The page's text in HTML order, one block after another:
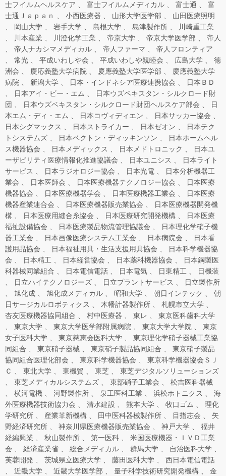
士フイルムヘルスケア
富士フイルムメディカル 富士通
富
士通Ｊａｐａｎ
小西医療器 山形大学医学部
山田医療照明
岡山大学
岩手大学 島根大学 島津製作所
川崎重工業
川本産業
川澄化学工業 帝京大学 帝京大学医学部
帝人
帝人ナカシマメディカル
帝人ファーマ
帝人フロンティア
常光
平成いわしや会 平成いわしや親睦会 広島大学
徳
洲会
慶応義塾大学病院 慶應義塾大学医学部
慶應義塾大学
病院
新潟大学 日本・インドネシア医療連携協会
日本ＢＤ
日本アイ・ビー・エム
日本ウズベキスタン・シルクロード財
団
日本ウズベキスタン・シルクロード財団ヘルスケア部会
日
本エム・ディ・エム
日本コヴィディエン
日本サッカー協会
日本シグマックス
日本ストライカー 日本ゼオン
日本テク
トシステムズ
日本ベクトン・ディッキンソン
日本ホームヘル
ス機器協会
日本メディックス 日本メドトロニック
日本ユ
ーザビリティ医療情報化推進協議会
日本ユニシス
日本ライト
サービス
日本ラジオロジー協会 日本光電
日本分析機器工
業会
日本医師会 日本医療機器テクノロジー協会
日本医療
機器協会
日本医療機器学会 日本医療機器工業会
日本医療
機器産業連合会
日本医療機器販売業協会
日本医療機器開発機
構
日本医療用縫合糸協会 日本医療研究開発機構
日本医療
福祉設備協会
日本医療製品物流管理協議会
日本理化学硝子機
器工業会
日本画像医療システム工業会 日本病院会
日本看
護用品協会
日本福祉用具・生活支援用具協会
日本科学機器協
会
日本精工 日本経営協会 日本薬科機器協会
日本鋼製医
科器械同業組合
日本電信電話 日本電気 日東精工
日機装
日立ハイテクノロジーズ
日立プラントサービス
日立製作所
旭化成
旭化成メディカル 昭和大学 朝日インテック
朝
日サージカルロボティクス
木幡計器製作所
札幌市立大学
杏友医療機器協同組合
村中医療器 東レ
東京医科歯科大学
東京大学
東京大学医学部附属病院 東京大学大学院
東京
女子医科大学
東京慈恵会医科大学
東京理化学硝子器械工業協
同組合
東京硝子器械 東京硝子製品協同組合
東京硝子製品
協同組合医理化部会
東京科学機器協会
東京科学機器協会ＳＪ
Ｃ
東北大学 東機貿 東芝
東芝デジタルソリューションズ
東芝メディカルシステムズ
東部硝子工業会
松吉医科器械
横河電機
河野製作所 泉工医科工業 浜松ホトニクス
海
外医療機器技術協力会
清水建設 熊本大学 牧口ゴム
理化
学研究所
産業革新機構 田中医科器械製作所 目指志会
矢
野経済研究所
神奈川県医療機器販売業協会 神戸大学
福井
経編興業
秋山製作所 第一医科
米国医療機器・ＩＶＤ工業
会
経済産業省 総合メディカル 群馬大学
自治医科大学
芙蓉開発
茨城県立医療大学 藤田医科大学
西日本電信電話
近畿大学
近畿大学医学部 量子科学技術研究開発機構 金